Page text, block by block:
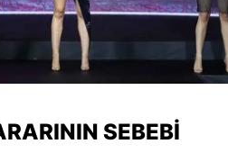
Samsun
Siirt
Sivas SEBEBI